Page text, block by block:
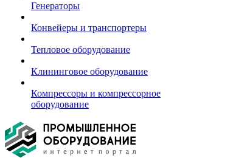
Генераторы
Конвейеры и транспортеры
Тепловое оборудование
Клининговое оборудование
Компрессоры и компрессорное
оборудование